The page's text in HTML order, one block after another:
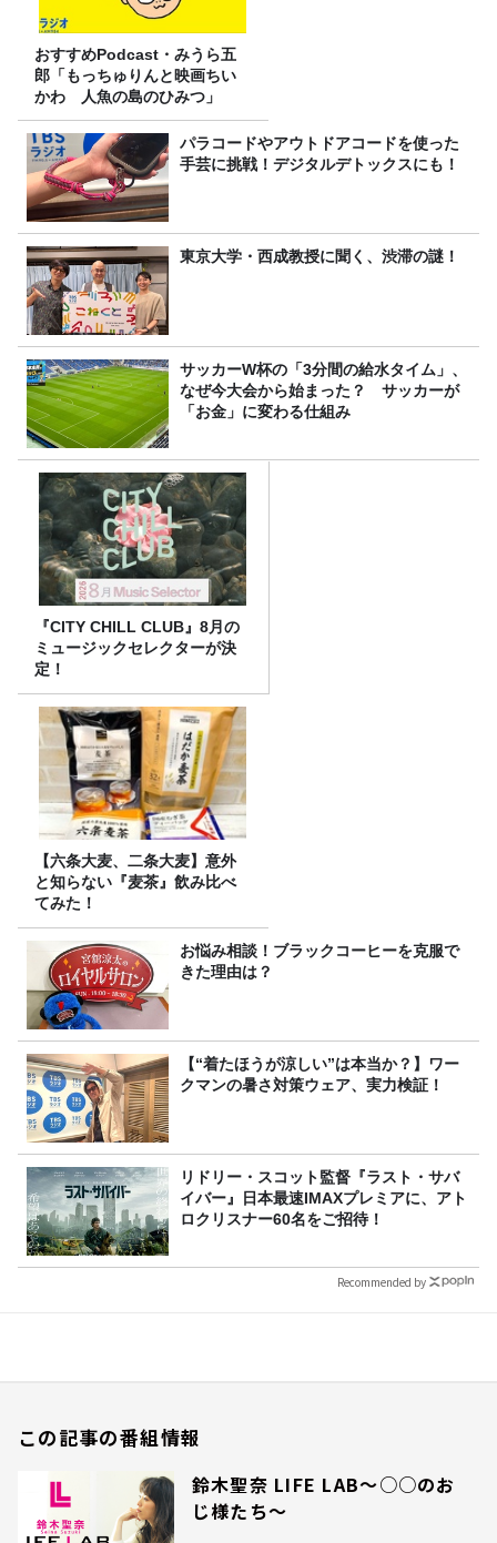
おすすめPodcast・みうら五
郎「もっちゅりんと映画ちい
かわ 人魚の島のひみつ」
パラコードやアウトドアコードを使った
手芸に挑戦！デジタルデトックスにも！
東京大学・西成教授に聞く、渋滞の謎！
サッカーW杯の「3分間の給水タイム」、
なぜ今大会から始まった？ サッカーが
「お金」に変わる仕組み
『CITY CHILL CLUB』8月の
ミュージックセレクターが決
定！
【六条大麦、二条大麦】意外
と知らない『麦茶』飲み比べ
てみた！
お悩み相談！ブラックコーヒーを克服で
きた理由は？
【“着たほうが涼しい”は本当か？】ワー
クマンの暑さ対策ウェア、実力検証！
リドリー・スコット監督『ラスト・サバ
イバー』日本最速IMAXプレミアに、アト
ロクリスナー60名をご招待！
Recommended by
この記事の番組情報
鈴木聖奈 LIFE LAB～○○のお
じ様たち～